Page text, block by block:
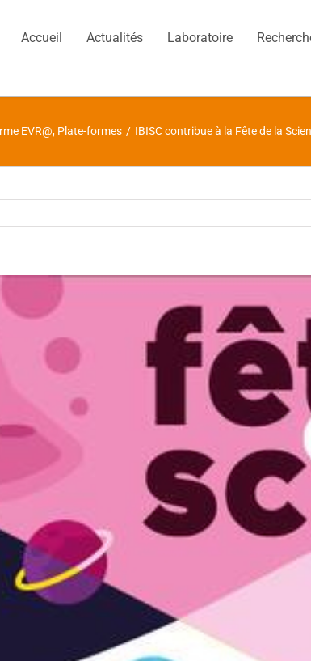
Accueil Actualités Laboratoire
EVR@, Plate-formes / IBISC contribue à la Fête de la